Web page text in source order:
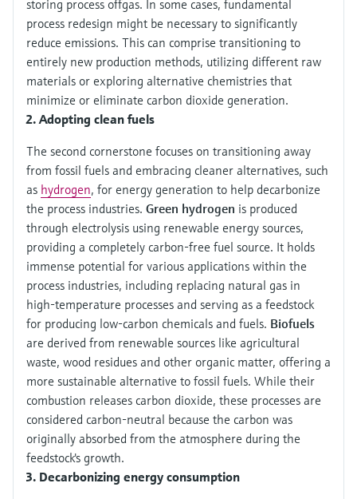
storing process offgas. In some cases, fundamental
process redesign might be necessary to significantly
reduce emissions. This can comprise transitioning to
entirely new production methods, utilizing different raw
materials or exploring alternative chemistries that
minimize or eliminate carbon dioxide generation.
Adopting clean fuels
The second cornerstone focuses on transitioning away
from fossil fuels and embracing cleaner alternatives, such
as hydrogen, for energy generation to help decarbonize
the process industries. Green hydrogen is produced
through electrolysis using renewable energy sources,
providing a completely carbon-free fuel source. It holds
immense potential for various applications within the
process industries, including replacing natural gas in
high-temperature processes and serving as a feedstock
for producing low-carbon chemicals and fuels. Biofuels
are derived from renewable sources like agricultural
waste, wood residues and other organic matter, offering a
more sustainable alternative to fossil fuels. While their
combustion releases carbon dioxide, these processes are
considered carbon-neutral because the carbon was
originally absorbed from the atmosphere during the
feedstock's growth.
Decarbonizing energy consumption